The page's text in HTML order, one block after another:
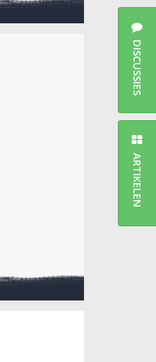
DISCUSSIES
ARTIKELEN